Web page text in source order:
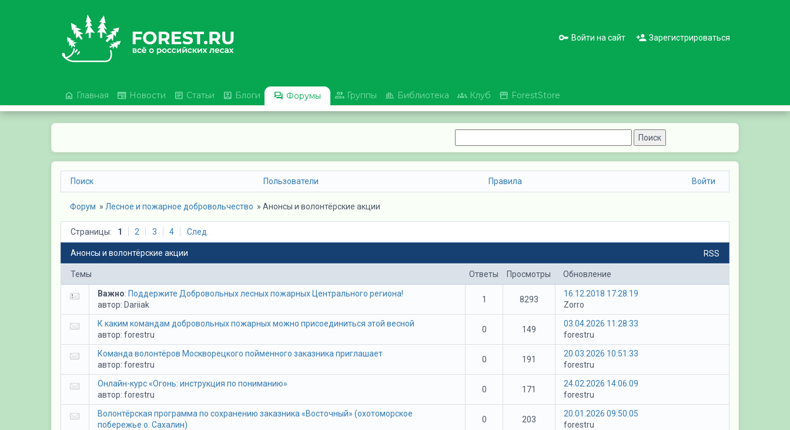
Войти на сайт Зарегистрироваться
 Главная  Новости  Статьи  Блоги  Форумы  Группы  Библиотека  Клуб  ForestStore
Поиск Пользователи Правила Войти
Форум » Лесное и пожарное добровольчество » Анонсы и волонтёрские акции
Страницы: 1 2 3 4 След.
RSS
Анонсы и волонтёрские акции
Темы Ответы Просмотры Обновление
Важно: Поддержите Добровольных лесных пожарных Центрального региона!
автор: Dariiak
1 8293
16.12.2018 17:28:19
Zorro
К каким командам добровольных пожарных можно присоединиться этой весной
автор: forestru
0 149
03.04.2026 11:28:33
forestru
Команда волонтёров Москворецкого пойменного заказника приглашает
автор: forestru
0 191
20.03.2026 10:51:33
forestru
Онлайн-курс «Огонь: инструкция по пониманию»
автор: forestru
0 171
24.02.2026 14:06:09
forestru
Волонтёрская программа по сохранению заказника «Восточный» (охотоморское
побережье о. Сахалин)
0 203
20.01.2026 09:50:05
forestru